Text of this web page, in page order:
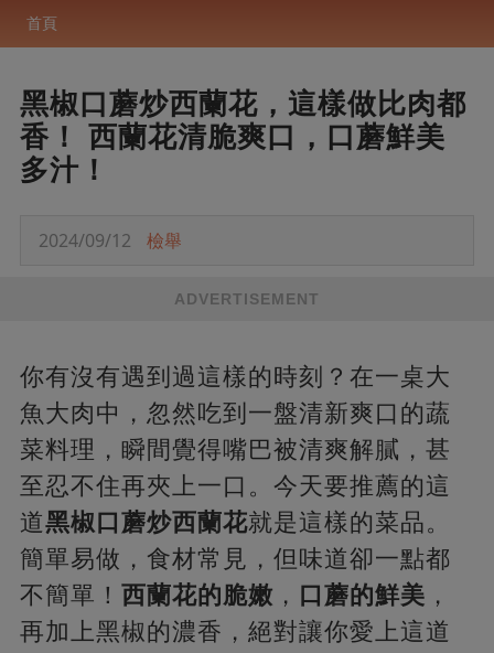
首頁
黑椒口蘑炒西蘭花，這樣做比肉都
香！ 西蘭花清脆爽口，口蘑鮮美
多汁！
2024/09/12 檢舉
ADVERTISEMENT
你有沒有遇到過這樣的時刻？在一桌大
魚大肉中，忽然吃到一盤清新爽口的蔬
菜料理，瞬間覺得嘴巴被清爽解膩，甚
至忍不住再夾上一口。今天要推薦的這
道黑椒口蘑炒西蘭花就是這樣的菜品。
簡單易做，食材常見，但味道卻一點都
不簡單！ 西蘭花的脆嫩 ， 口蘑的鮮美 ，
再加上黑椒的濃香，絕對讓你愛上這道